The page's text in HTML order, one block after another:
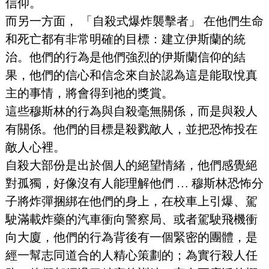
而另一方面， 「自殺式爆炸襲擊者」 在他們生命
和死亡都有非常明確的目標：建立伊斯蘭的統
治。他們的行為是他們強烈的伊斯蘭信仰的結
果，他們的信心和信念來自於認為這是能取悅真
主的事情，將會得到祂的獎賞。
這些穆斯林的行為與自殺毫無關係，而是與殺人
有關係。他們的目標是殺戮敵人，並把恐怖投在
敵人心裡。
自殺大部份是出於個人的絕望情緒，他們感覺絕
對孤獨，好像沒有人能理解他們 … 穆斯林恐怖分
子將炸彈捆綁在他們的身上，在校車上引爆、駕
駛滿載炸藥的汽車衝向警察局、或者駕駛飛機衝
向大廈，他們的行為背後有一個緊密的團體，是
經一幫志同道合的人精心策劃的；為實行殺人任